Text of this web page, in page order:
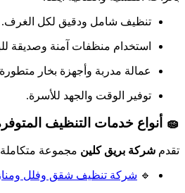
تنظيف شامل ودقيق لكل الغرف.
استخدام منظفات آمنة وصديقة
عمالة مدربة وأجهزة بخار
توفير الوقت والجهد للأسرة.
🧽 أنواع خدمات التنظيف
تقدم شركة بريق كلين مجموعة
🔹 شركة تنظيف شقق وفلل